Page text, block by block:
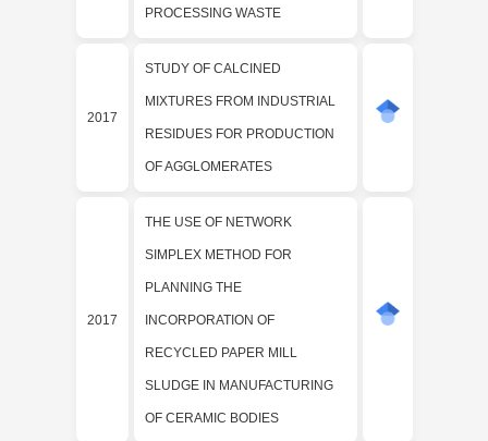
PROCESSING WASTE
2017
STUDY OF CALCINED
MIXTURES FROM INDUSTRIAL
RESIDUES FOR PRODUCTION
OF AGGLOMERATES
2017
THE USE OF NETWORK
SIMPLEX METHOD FOR
PLANNING THE
INCORPORATION OF
RECYCLED PAPER MILL
SLUDGE IN MANUFACTURING
OF CERAMIC BODIES